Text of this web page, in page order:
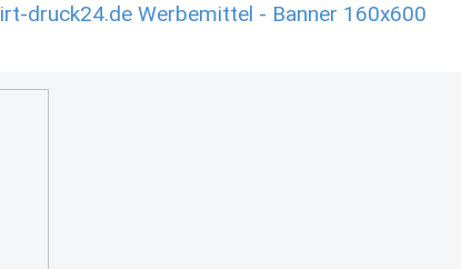
druck24.de Werbemittel - Banner 160x600